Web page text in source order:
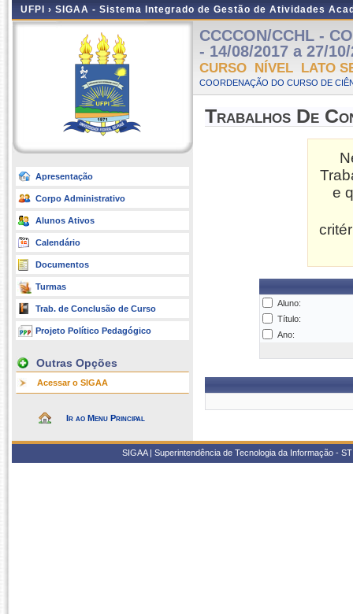
UFPI › SIGAA - Sistema Integrado de Gestão de Atividades
Apresentação
Corpo Administrativo
Alunos Ativos
Calendário
Documentos
Turmas
Trab. de Conclusão de Curso
Projeto Político Pedagógico
Outras Opções
Acessar o SIGAA
Ir ao Menu Principal
CCCCON/CCHL -
- 14/08/2017 a 27/
CURSO NÍVEL LATO
COORDENAÇÃO DO CURSO DE
Trabalhos De
e
Aluno:
Título:
Ano:
SIGAA | Superintendência de Tecnologia da Informação -